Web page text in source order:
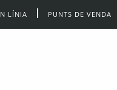
LÍNIA PUNTS DE VENDA